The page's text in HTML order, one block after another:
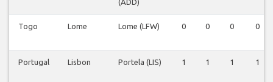
Togo Lome Lome (LFW) 0 0 0 0
Portugal Lisbon Portela (LIS) 1 1 1 1